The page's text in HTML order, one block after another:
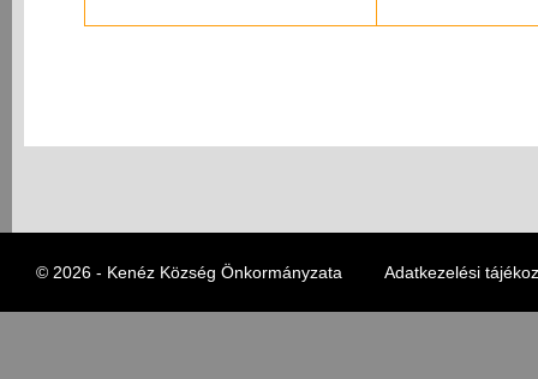
© 2026 - Kenéz Község Önkormányzata Adatkezelési